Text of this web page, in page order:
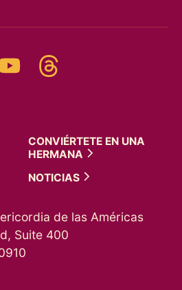
YouTube
CONVIÉRTETE EN UNA
HERMANA
NOTICIAS
de las Américas
Suite 400